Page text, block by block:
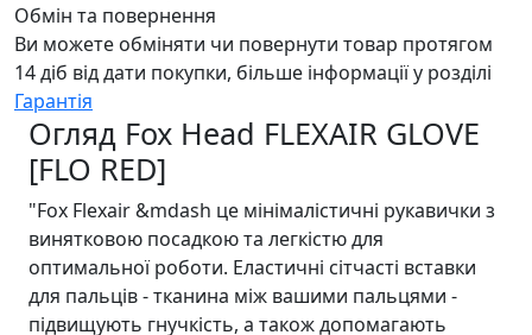
Обмін та повернення
Ви можете обміняти чи повернути товар протягом
14 діб від дати покупки, більше інформації у розділі
Гарантія
Огляд Fox Head FLEXAIR GLOVE
[FLO RED]
"Fox Flexair &mdash це мінімалістичні рукавички з
винятковою посадкою та легкістю для
оптимальної роботи. Еластичні сітчасті вставки
для пальців - тканина між вашими пальцями -
підвищують гнучкість, а також допомагають